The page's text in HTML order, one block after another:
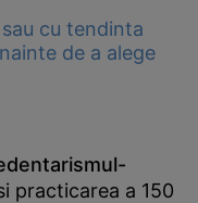
cu tendinta
de a alege
practicarea a 150